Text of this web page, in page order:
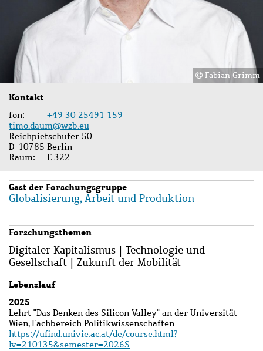
Fabian Grimm
Kontakt
fon
+49 30 25491 159
timo.daum@wzb.eu
Reichpietschufer 50
D-10785 Berlin
Raum
E 322
Gast der Forschungsgruppe
Globalisierung, Arbeit und Produktion
Forschungsthemen
Digitaler Kapitalismus | Technologie und
Gesellschaft | Zukunft der Mobilität
Lebenslauf
2025
Lehrt "Das Denken des Silicon Valley" an der Universität
Wien, Fachbereich Politikwissenschaften
https://ufind.univie.ac.at/de/course.html?
lv=210135&semester=2026S